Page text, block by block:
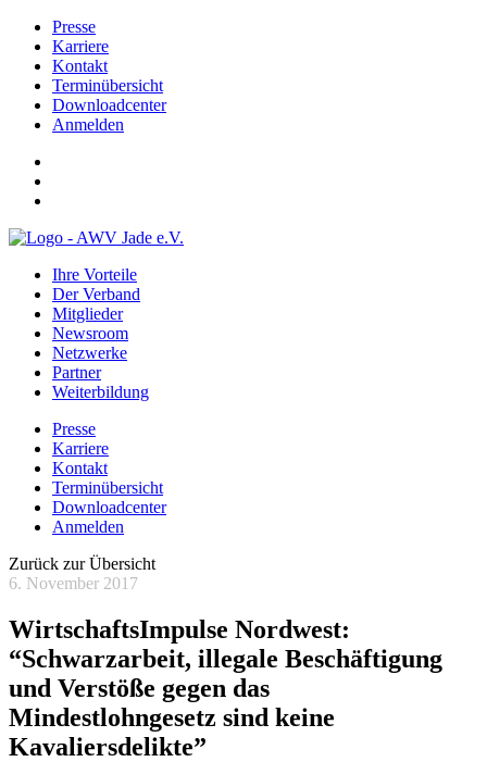
Presse
Karriere
Kontakt
Terminübersicht
Downloadcenter
Anmelden
Ihre Vorteile
Der Verband
Mitglieder
Newsroom
Netzwerke
Partner
Weiterbildung
Presse
Karriere
Kontakt
Terminübersicht
Downloadcenter
Anmelden
Zurück zur Übersicht
6. November 2017
WirtschaftsImpulse Nordwest:
“Schwarzarbeit, illegale Beschäftigung
und Verstöße gegen das
Mindestlohngesetz sind keine
Kavaliersdelikte”